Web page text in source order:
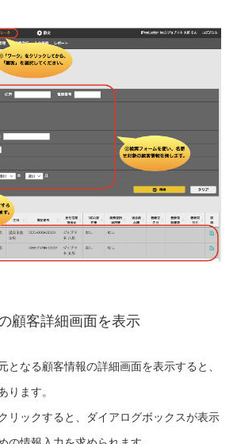
顧客詳細画面を表示
となる顧客情報の詳細画面を表示すると、
ります。
リックすると、ダイアログボックスが表示